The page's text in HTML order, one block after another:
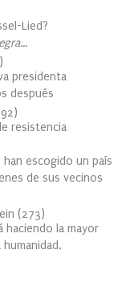
Lied?
)
presidenta
después
)
resistencia
escogido un país
de sus vecinos
(273)
haciendo la mayor